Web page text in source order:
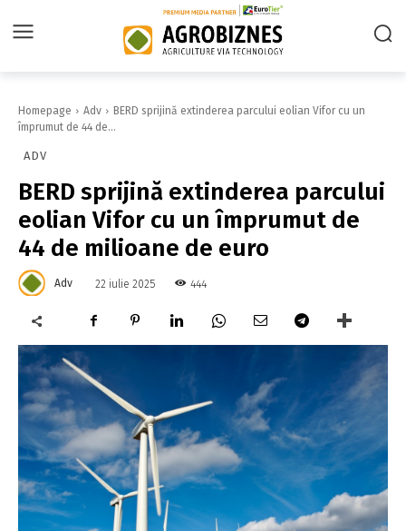
Homepage Adv
BERD sprijină extinderea parcului eolian Vifor cu un
împrumut de 44 de...
ADV
BERD sprijină extinderea parcului
eolian Vifor cu un împrumut de
44 de milioane de euro
Adv 22 iulie 2025 444